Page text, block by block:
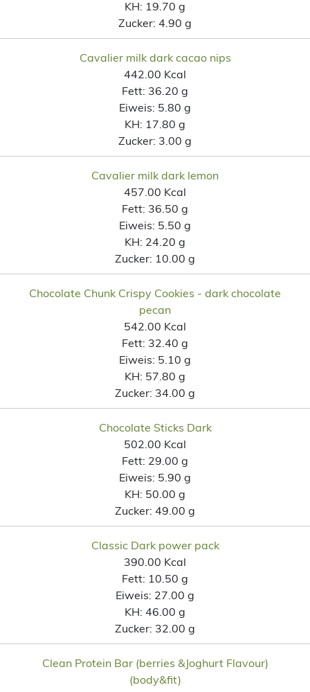
KH: 19.70 g
Zucker: 4.90 g
Cavalier milk dark cacao nips
442.00 Kcal
Fett: 36.20 g
Eiweis: 5.80 g
KH: 17.80 g
Zucker: 3.00 g
Cavalier milk dark lemon
457.00 Kcal
Fett: 36.50 g
Eiweis: 5.50 g
KH: 24.20 g
Zucker: 10.00 g
Chocolate Chunk Crispy Cookies - dark chocolate
pecan
542.00 Kcal
Fett: 32.40 g
Eiweis: 5.10 g
KH: 57.80 g
Zucker: 34.00 g
Chocolate Sticks Dark
502.00 Kcal
Fett: 29.00 g
Eiweis: 5.90 g
KH: 50.00 g
Zucker: 49.00 g
Classic Dark power pack
390.00 Kcal
Fett: 10.50 g
Eiweis: 27.00 g
KH: 46.00 g
Zucker: 32.00 g
Clean Protein Bar (berries &Joghurt Flavour)
(body&fit)